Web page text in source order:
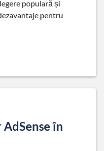
populară și
pentru
în